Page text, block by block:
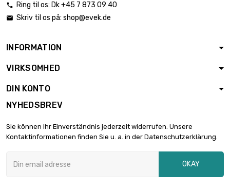
 Ring til os: Dk +45 7 873 09 40
 Skriv til os på: shop@evek.de
INFORMATION
VIRKSOMHED
DIN KONTO
NYHEDSBREV
Sie können Ihr Einverständnis jederzeit widerrufen. Unsere
Kontaktinformationen finden Sie u. a. in der Datenschutzerklärung.
OKAY